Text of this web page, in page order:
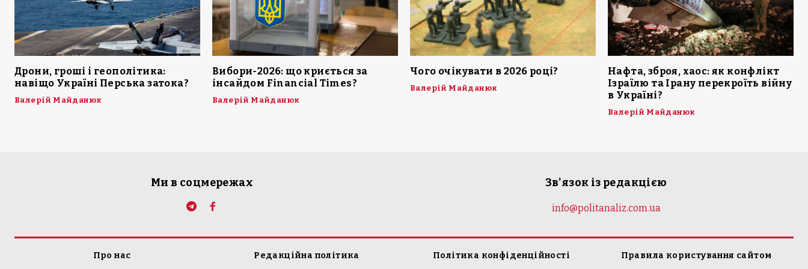
Дрони, гроші і геополітика:
навіщо Україні Перська затока?
Валерій Майданюк
Вибори-2026: що криється за
інсайдом Financial Times?
Валерій Майданюк
Чого очікувати в 2026 році?
Валерій Майданюк
Нафта, зброя, хаос: як конфлікт
Ізраїлю та Ірану перекроїть війну
в Україні?
Валерій Майданюк
Ми в соцмережах Зв'язок із редакцією
info@politanaliz.com.ua
Про нас Редакційна політика Політика конфіденційності Правила користування сайтом